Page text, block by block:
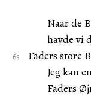
Naar de
havde vi
Faders store
Jeg kan
Faders